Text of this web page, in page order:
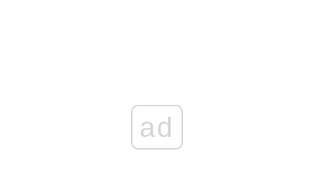
ad